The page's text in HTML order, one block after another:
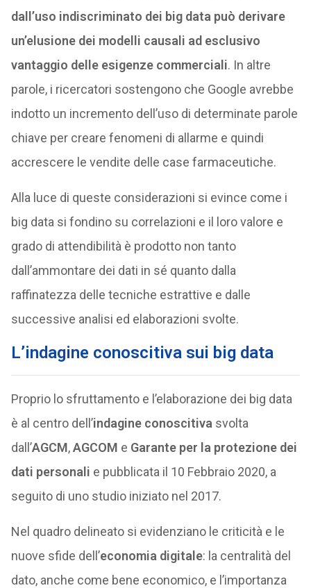
dall’uso indiscriminato dei big data può derivare
un’elusione dei modelli causali ad esclusivo
vantaggio delle esigenze commerciali. In altre
parole, i ricercatori sostengono che Google avrebbe
indotto un incremento dell’uso di determinate parole
chiave per creare fenomeni di allarme e quindi
accrescere le vendite delle case farmaceutiche.
Alla luce di queste considerazioni si evince come i
big data si fondino su correlazioni e il loro valore e
grado di attendibilità è prodotto non tanto
dall’ammontare dei dati in sé quanto dalla
raffinatezza delle tecniche estrattive e dalle
successive analisi ed elaborazioni svolte.
L’indagine conoscitiva sui big data
Proprio lo sfruttamento e l’elaborazione dei big data
è al centro dell’indagine conoscitiva svolta
dall’AGCM,AGCOM e Garante per la protezione dei
dati personali e pubblicata il 10 Febbraio 2020, a
seguito di uno studio iniziato nel 2017.
Nel quadro delineato si evidenziano le criticità e le
nuove sfide dell’economia digitale: la centralità del
dato, anche come bene economico, e l’importanza